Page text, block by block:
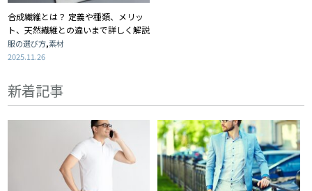
合成繊維とは？ 定義や種類、メリッ
ト、天然繊維との違いまで詳しく解説
服の選び方,素材
2025.11.26
新着記事